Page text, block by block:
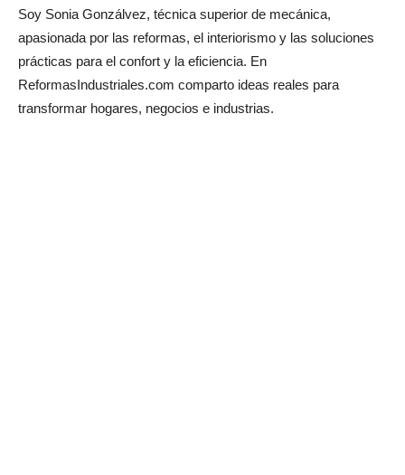
Soy Sonia Gonzálvez, técnica superior de mecánica,
apasionada por las reformas, el interiorismo y las soluciones
prácticas para el confort y la eficiencia. En
ReformasIndustriales.com comparto ideas reales para
transformar hogares, negocios e industrias.